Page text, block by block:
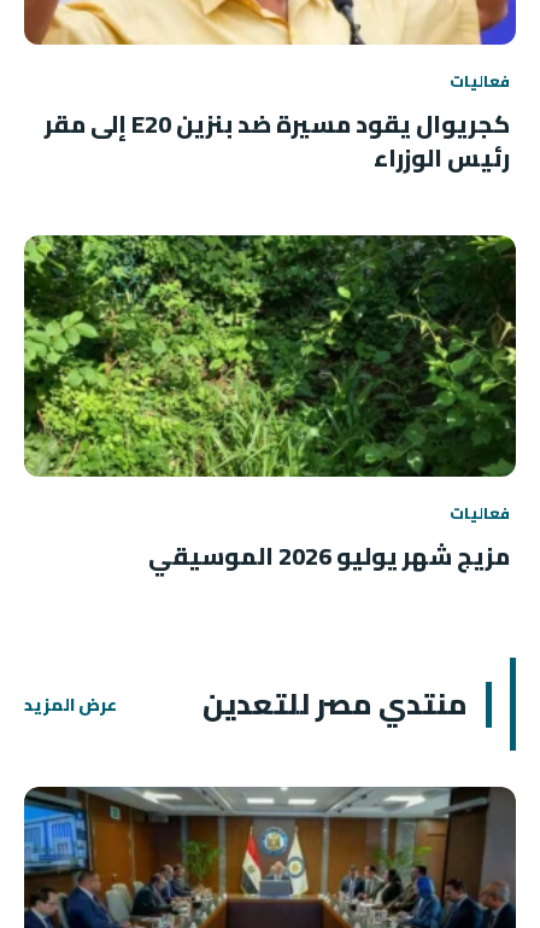
فعاليات
كجريوال يقود مسيرة ضد بنزين E20 إلى مقر
رئيس الوزراء
فعاليات
مزيج شهر يوليو 2026 الموسيقي
منتدي مصر للتعدين عرض المزيد